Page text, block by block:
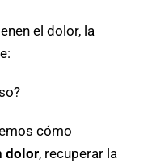
el dolor, la
cómo
dolor, recuperar la